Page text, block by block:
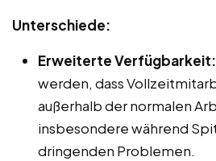
Unterschiede:
Erweiterte Verfügbarkeit:
werden, dass
außerhalb der normalen
insbesondere während
dringenden Problemen.